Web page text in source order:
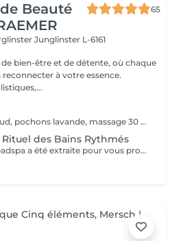
Beauté
65
Junglinster L-6161
bien-être et de détente, où chaque
à votre essence.
Gommage dos, miel chaud, pochons lavande, massage 30 minutes
des Bains Rythmés
Une partie des Rituels headspa a été extraite pour vous proposer cette formule courte de 20 min, afin de lâcher tout votre stress et de réguler vos émotions. Le bac à shampooing est rempli d'eau à 39°C, avec une synergie d'huiles essentielles spécifiques, en continu, à l'aide d'un bol pendant ces 20 min, l'eau aromatique est versée sur votre tête, et pendant ce temps, nous faisons un court exercice de sophrologie afin de vous mettre en pleine réceptivité pour continuer avec une méditation guidée. Un moment très relaxant et ressourçant